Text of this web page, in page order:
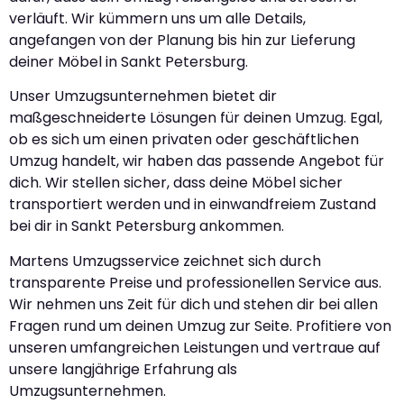
verläuft. Wir kümmern uns um alle Details,
angefangen von der Planung bis hin zur Lieferung
deiner Möbel in Sankt Petersburg.
Unser Umzugsunternehmen bietet dir
maßgeschneiderte Lösungen für deinen Umzug. Egal,
ob es sich um einen privaten oder geschäftlichen
Umzug handelt, wir haben das passende Angebot für
dich. Wir stellen sicher, dass deine Möbel sicher
transportiert werden und in einwandfreiem Zustand
bei dir in Sankt Petersburg ankommen.
Martens Umzugsservice zeichnet sich durch
transparente Preise und professionellen Service aus.
Wir nehmen uns Zeit für dich und stehen dir bei allen
Fragen rund um deinen Umzug zur Seite. Profitiere von
unseren umfangreichen Leistungen und vertraue auf
unsere langjährige Erfahrung als
Umzugsunternehmen.